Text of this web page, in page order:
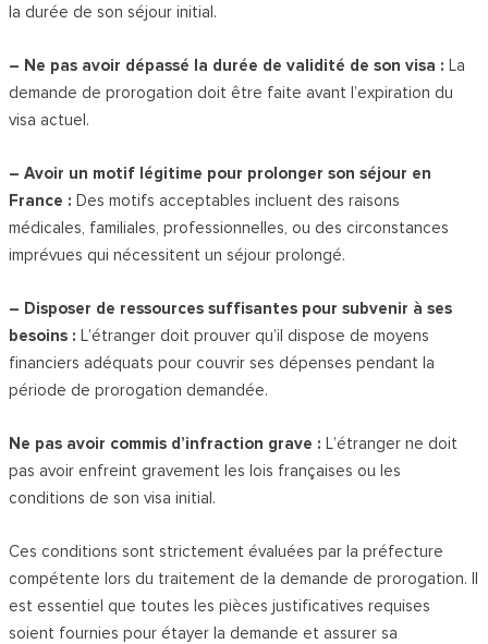
la durée de son séjour initial.
– Ne pas avoir dépassé la durée de validité de son visa : La
demande de prorogation doit être faite avant l’expiration du
visa actuel.
– Avoir un motif légitime pour prolonger son séjour en
France : Des motifs acceptables incluent des raisons
médicales, familiales, professionnelles, ou des circonstances
imprévues qui nécessitent un séjour prolongé.
– Disposer de ressources suffisantes pour subvenir à ses
besoins : L’étranger doit prouver qu’il dispose de moyens
financiers adéquats pour couvrir ses dépenses pendant la
période de prorogation demandée.
Ne pas avoir commis d’infraction grave : L’étranger ne doit
pas avoir enfreint gravement les lois françaises ou les
conditions de son visa initial.
Ces conditions sont strictement évaluées par la préfecture
compétente lors du traitement de la demande de prorogation. Il
est essentiel que toutes les pièces justificatives requises
soient fournies pour étayer la demande et assurer sa